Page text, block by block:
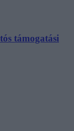
támogatási